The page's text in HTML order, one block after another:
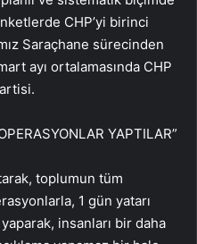
CHP’yi birinci
Saraçhane sürecinden
ayı ortalamasında CHP
YAPTILAR”
toplumun tüm
1 gün yatarı
insanları bir daha